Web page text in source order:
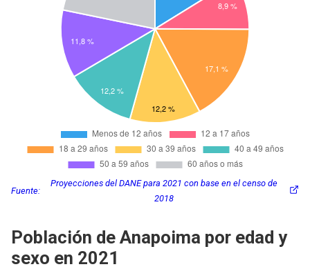
Fuente:
Proyecciones del DANE para 2021 con base en el censo de
2018
Población de Anapoima por edad y
sexo en 2021